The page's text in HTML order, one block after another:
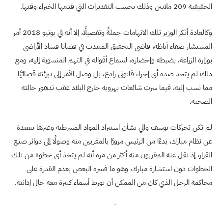
الحقيقية 209 ملايين وذلك بحسب التقديرات التي قدمها الخبراء وقتها.
وكالعادة أنكر الوزير تلك الاتهامات جملةً وتفصيلًا، إلا أنه في يونيو 2018 أمر
المستشار صفاء أباظة، قاضي التحقيق المنتدب في قضايا فساد الأراضي
بوزارة الزراعة، بضبطه وإحضاره، لسماع أقواله في التهم المنسوبة إليه، ومع
ذلك لم يتخذ ضده أي إجراء قانوني رادع، بل وصل الأمر إلى تبرئته قضائيًا
مما نسب إليه، فيما سرت شائعات بهروبه خارج البلاد عقب تدهور حالته
الصحية.
لم تكن تحركات يوسف والي بشأن استيراد المواد المسرطنة وغيرها ببعيدة
عن نظام مبارك، بدءًا من الرئيس مرورًا بالمقربين منه وصولًا إلى دوائر صنع
القرار، إذ نقل عنه المقربون منه أكثر من مرة أنه لم يتخذ أي خطوة من تلك
الخطوات دون استشارة مبارك، وهو ما فسره البعض بعدم القدرة على
محاكمة الرجل الذي كان من الممكن أن يورط أسماء كبيرة معه حال إدانته.